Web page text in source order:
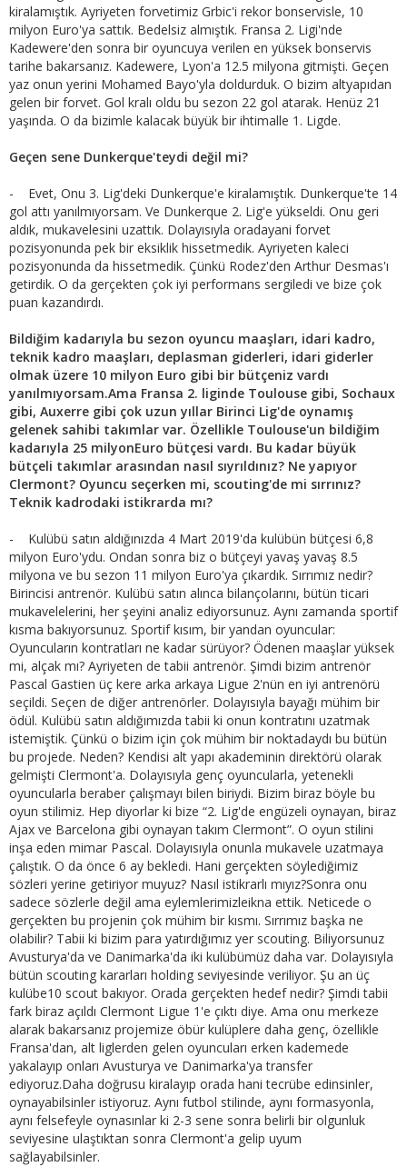
kiralamıştık. Ayriyeten forvetimiz Grbic'i rekor bonservisle, 10
milyon Euro'ya sattık. Bedelsiz almıştık. Fransa 2. Ligi'nde
Kadewere'den sonra bir oyuncuya verilen en yüksek bonservis
tarihe bakarsanız. Kadewere, Lyon'a 12.5 milyona gitmişti. Geçen
yaz onun yerini Mohamed Bayo'yla doldurduk. O bizim altyapıdan
gelen bir forvet. Gol kralı oldu bu sezon 22 gol atarak. Henüz 21
yaşında. O da bizimle kalacak büyük bir ihtimalle 1. Ligde.
Geçen sene Dunkerque'teydi değil mi?
- Evet, Onu 3. Lig'deki Dunkerque'e kiralamıştık. Dunkerque'te 14
gol attı yanılmıyorsam. Ve Dunkerque 2. Lig'e yükseldi. Onu geri
aldık, mukavelesini uzattık. Dolayısıyla oradayani forvet
pozisyonunda pek bir eksiklik hissetmedik. Ayriyeten kaleci
pozisyonunda da hissetmedik. Çünkü Rodez'den Arthur Desmas'ı
getirdik. O da gerçekten çok iyi performans sergiledi ve bize çok
puan kazandırdı.
Bildiğim kadarıyla bu sezon oyuncu maaşları, idari kadro,
teknik kadro maaşları, deplasman giderleri, idari giderler
olmak üzere 10 milyon Euro gibi bir bütçeniz vardı
yanılmıyorsam.Ama Fransa 2. liginde Toulouse gibi, Sochaux
gibi, Auxerre gibi çok uzun yıllar Birinci Lig'de oynamış
gelenek sahibi takımlar var. Özellikle Toulouse'un bildiğim
kadarıyla 25 milyonEuro bütçesi vardı. Bu kadar büyük
bütçeli takımlar arasından nasıl sıyrıldınız? Ne yapıyor
Clermont? Oyuncu seçerken mi, scouting'de mi sırrınız?
Teknik kadrodaki istikrarda mı?
- Kulübü satın aldığınızda 4 Mart 2019'da kulübün bütçesi 6,8
milyon Euro'ydu. Ondan sonra biz o bütçeyi yavaş yavaş 8.5
milyona ve bu sezon 11 milyon Euro'ya çıkardık. Sırrımız nedir?
Birincisi antrenör. Kulübü satın alınca bilançolarını, bütün ticari
mukavelelerini, her şeyini analiz ediyorsunuz. Aynı zamanda sportif
kısma bakıyorsunuz. Sportif kısım, bir yandan oyuncular:
Oyuncuların kontratları ne kadar sürüyor? Ödenen maaşlar yüksek
mi, alçak mı? Ayriyeten de tabii antrenör. Şimdi bizim antrenör
Pascal Gastien üç kere arka arkaya Ligue 2'nün en iyi antrenörü
seçildi. Seçen de diğer antrenörler. Dolayısıyla bayağı mühim bir
ödül. Kulübü satın aldığımızda tabii ki onun kontratını uzatmak
istemiştik. Çünkü o bizim için çok mühim bir noktadaydı bu bütün
bu projede. Neden? Kendisi alt yapı akademinin direktörü olarak
gelmişti Clermont'a. Dolayısıyla genç oyuncularla, yetenekli
oyuncularla beraber çalışmayı bilen biriydi. Bizim biraz böyle bu
oyun stilimiz. Hep diyorlar ki bize “2. Lig'de engüzeli oynayan, biraz
Ajax ve Barcelona gibi oynayan takım Clermont”. O oyun stilini
inşa eden mimar Pascal. Dolayısıyla onunla mukavele uzatmaya
çalıştık. O da önce 6 ay bekledi. Hani gerçekten söylediğimiz
sözleri yerine getiriyor muyuz? Nasıl istikrarlı mıyız?Sonra onu
sadece sözlerle değil ama eylemlerimizleikna ettik. Neticede o
gerçekten bu projenin çok mühim bir kısmı. Sırrımız başka ne
olabilir? Tabii ki bizim para yatırdığımız yer scouting. Biliyorsunuz
Avusturya'da ve Danimarka'da iki kulübümüz daha var. Dolayısıyla
bütün scouting kararları holding seviyesinde veriliyor. Şu an üç
kulübe10 scout bakıyor. Orada gerçekten hedef nedir? Şimdi tabii
fark biraz açıldı Clermont Ligue 1'e çıktı diye. Ama onu merkeze
alarak bakarsanız projemize öbür kulüplere daha genç, özellikle
Fransa'dan, alt liglerden gelen oyuncuları erken kademede
yakalayıp onları Avusturya ve Danimarka'ya transfer
ediyoruz.Daha doğrusu kiralayıp orada hani tecrübe edinsinler,
oynayabilsinler istiyoruz. Aynı futbol stilinde, aynı formasyonla,
aynı felsefeyle oynasınlar ki 2-3 sene sonra belirli bir olgunluk
seviyesine ulaştıktan sonra Clermont'a gelip uyum
sağlayabilsinler.